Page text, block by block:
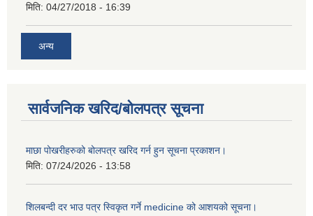
मिति: 04/27/2018 - 16:39
अन्य
सार्वजनिक खरिद/बोलपत्र सूचना
माछा पोखरीहरुको बोलपत्र खरिद गर्न हुन सूचना प्रकाशन।
मिति: 07/24/2026 - 13:58
शिलबन्दी दर भाउ पत्र स्विकृत गर्ने medicine को आशयको सूचना।